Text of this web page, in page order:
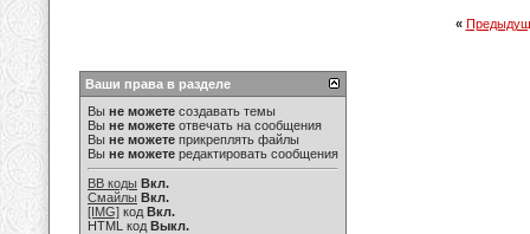
«
Ваши права в разделе
Вы не можете создавать темы
Вы не можете отвечать на сообщения
Вы не можете прикреплять файлы
Вы не можете редактировать сообщения
BB коды Вкл.
Смайлы Вкл.
[IMG] код Вкл.
HTML код Выкл.